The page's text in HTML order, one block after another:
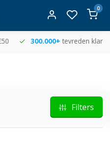
0
300.000+tevreden klanten
Filters